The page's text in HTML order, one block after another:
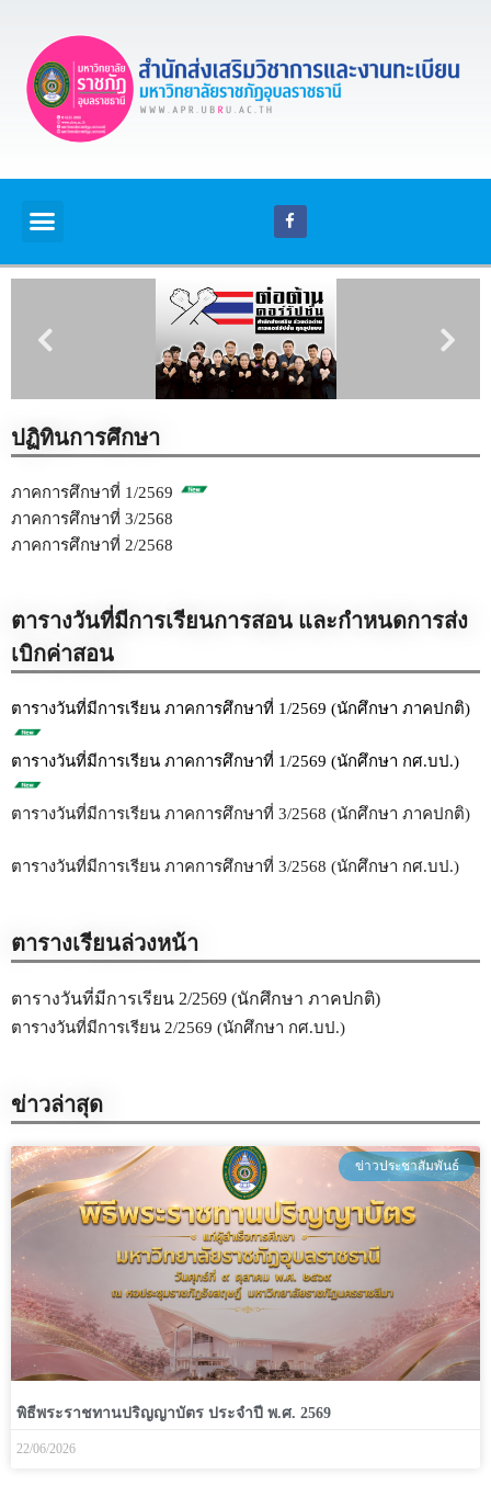
ปฏิทินการศึกษา
ภาคการศึกษาที่ 1/2569
ภาคการศึกษาที่ 3/2568
ภาคการศึกษาที่ 2/2568
ตารางวันที่มีการเรียนการสอน และกำหนดการส่ง
เบิกค่าสอน
ตารางวันที่มีการเรียน ภาคการศึกษาที่ 1/2569 (นักศึกษา ภาคปกติ)
ตารางวันที่มีการเรียน ภาคการศึกษาที่ 1/2569 (นักศึกษา กศ.บป.)
ตารางวันที่มีการเรียน ภาคการศึกษาที่ 3/2568 (นักศึกษา ภาคปกติ)
ตารางวันที่มีการเรียน ภาคการศึกษาที่ 3/2568 (นักศึกษา กศ.บป.)
ตารางเรียนล่วงหน้า
ตารางวันที่มีการเรียน 2/2569 (นักศึกษา ภาคปกติ)
ตารางวันที่มีการเรียน 2/2569 (นักศึกษา กศ.บป.)
ข่าวล่าสุด
ข่าวประชาสัมพันธ์
พิธีพระราชทานปริญญาบัตร ประจำปี พ.ศ. 2569
22/06/2026